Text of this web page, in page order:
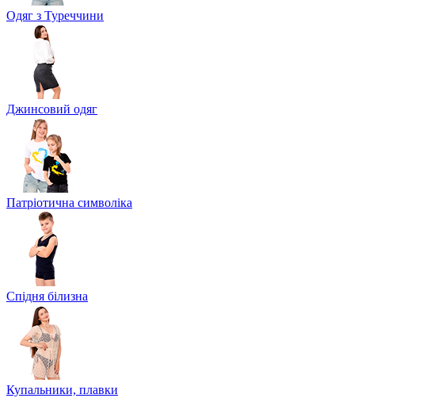
Одяг з Туреччини
Джинсовий одяг
Патріотична символіка
Спідня білизна
Купальники, плавки